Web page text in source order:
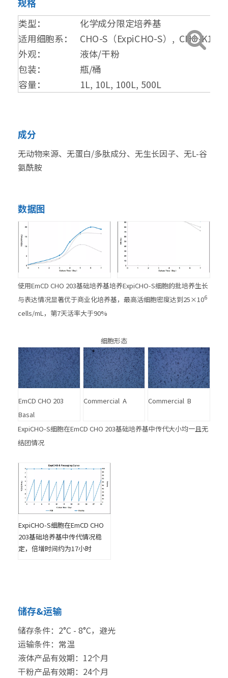
类型：
化学成分限定培养基
适用细胞系：
CHO-S（ExpiCHO-S）, CHO-K1
外观： 液体/干粉
包装：
瓶/桶
容量：
1L, 10L, 100L, 500L
成分
无动物来源、无蛋白/多肽成分、无生长因子、无L-谷
氨酰胺
数据图
使用EmCD CHO 203基础培养基培养ExpiCHO-S细胞的批培养生长
与表达情况显著优于商业化培养基，最高活细胞密度达到25×106
cells/mL，第7天活率大于90%
细胞形态
EmCD CHO 203
Basal
Commercial A Commercial B
ExpiCHO-S细胞在EmCD CHO 203基础培养基中传代大小均一且无
结团情况
ExpiCHO-S细胞在EmCD CHO
203基础培养基中传代情况稳
定，倍增时间约为17小时
储存&运输
储存条件：2°C - 8°C，避光
运输条件：常温
液体产品有效期：12个月
干粉产品有效期：24个月